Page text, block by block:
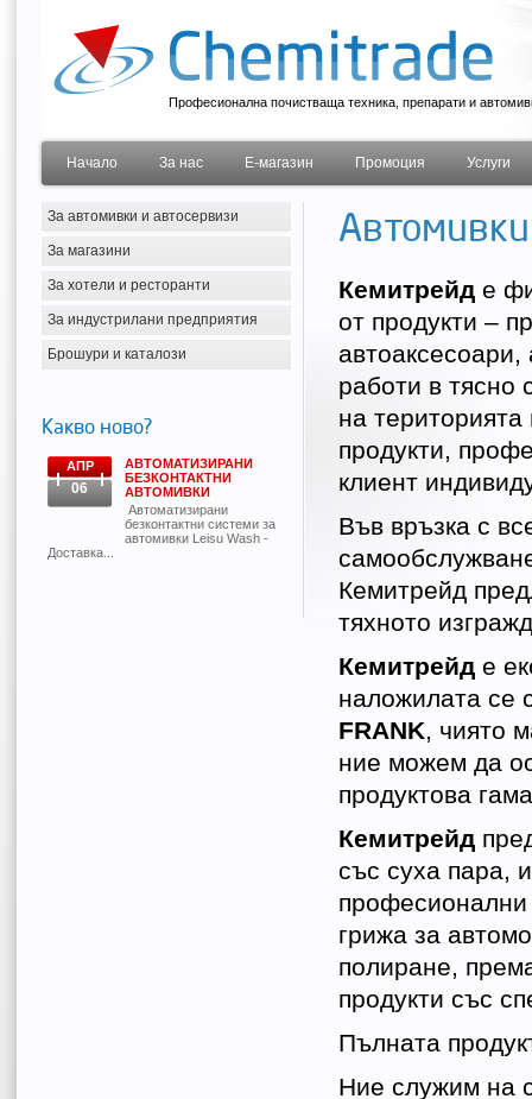
Професионална почистваща техника, препарати и
Начало За нас Е-магазин Промоция Услуги
За автомивки и автосервизи
За магазини
За хотели и ресторанти
За индустрилани предприятия
Брошури и каталози
Какво ново?
АПР
06
АВТОМАТИЗИРАНИ
БЕЗКОНТАКТНИ
АВТОМИВКИ
Автоматизирани
безконтактни системи за
автомивки Leisu Wash -
Доставка...
Кемитрейд е
от продукти –
работи в тясно
на
продукти,
клиент
Във връзка с
Кемитрейд
тяхното
Кемитрейд е
наложилата се
FRANK, чиято
ние можем да
продуктова
Кемитрейд
със суха пара,
професионални
грижа за
полиране,
продукти със
Пълната
Ние служим на